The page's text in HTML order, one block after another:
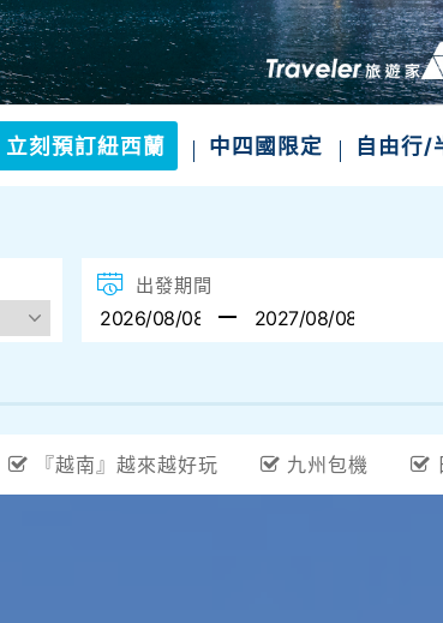
席次，把握限定出發
立刻預訂紐西蘭 中四國限定 自由行/
出發期間
『越南』越來越好玩 九州包機